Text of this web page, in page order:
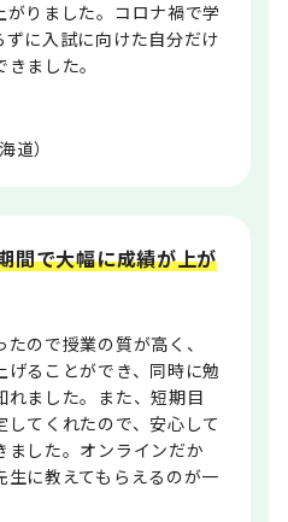
道）
がりました。コロナ禍で学
ずに入試に向けた自分だけ
ました。
間で大幅に成績が上が
ので授業の質が高く、
げることができ、同時に勉
れました。また、短期目
してくれたので、安心して
ました。オンラインだか
生に教えてもらえるのが一